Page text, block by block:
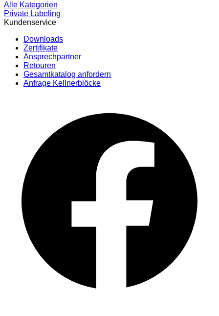
Alle Kategorien
Private Labeling
Kundenservice
Downloads
Zertifikate
Ansprechpartner
Retouren
Gesamtkatalog anfordern
Anfrage Kellnerblöcke